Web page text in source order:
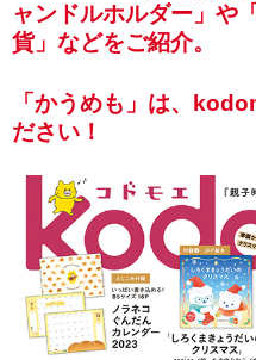
ャンドルホルダー」や
貨」などをご紹介。
「かうめも」は、
ださい！